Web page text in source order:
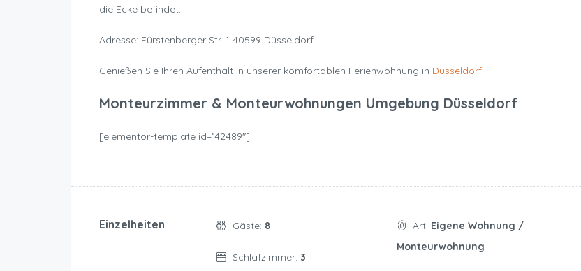
die Ecke befindet.
Adresse: Fürstenberger Str. 1 40599 Düsseldorf
Genießen Sie Ihren Aufenthalt in unserer komfortablen Ferienwohnung in Düsseldorf!
Monteurzimmer & Monteurwohnungen Umgebung Düsseldorf
[elementor-template id=”42489″]
Einzelheiten Gäste: 8
Schlafzimmer: 3
Art: Eigene Wohnung /
Monteurwohnung